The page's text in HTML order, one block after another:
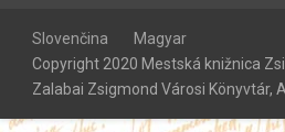
Slovenčina
Magyar
Copyright 2020 Mestská knižnica
Zalabai Zsigmond Városi Könyvtár,